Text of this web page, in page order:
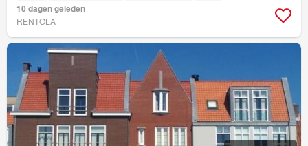
10 dagen geleden
RENTOLA